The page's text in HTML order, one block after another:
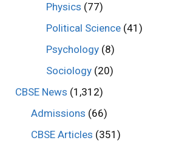
Physics (77)
Political Science (41)
Psychology (8)
Sociology (20)
CBSE News (1,312)
Admissions (66)
CBSE Articles (351)